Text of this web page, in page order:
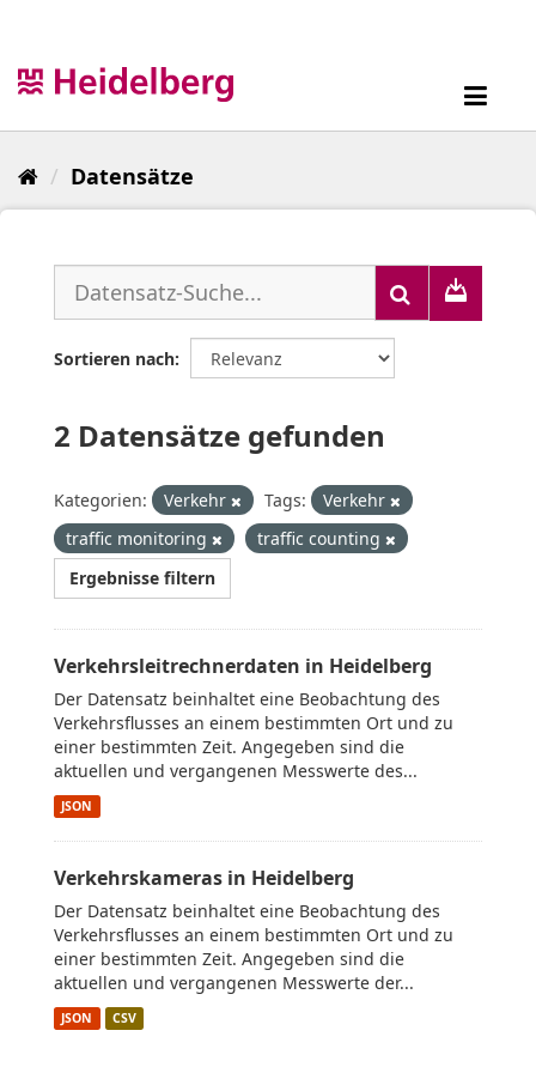
Datensätze
Sortieren nach
2 Datensätze gefunden
Kategorien: Verkehr Tags:
Verkehr
traffic monitoring
traffic counting
Ergebnisse filtern
Verkehrsleitrechnerdaten in Heidelberg
Der Datensatz beinhaltet eine Beobachtung des
Verkehrsflusses an einem bestimmten Ort und zu
einer bestimmten Zeit. Angegeben sind die
aktuellen und vergangenen Messwerte des...
JSON
Verkehrskameras in Heidelberg
Der Datensatz beinhaltet eine Beobachtung des
Verkehrsflusses an einem bestimmten Ort und zu
einer bestimmten Zeit. Angegeben sind die
aktuellen und vergangenen Messwerte der...
JSON CSV